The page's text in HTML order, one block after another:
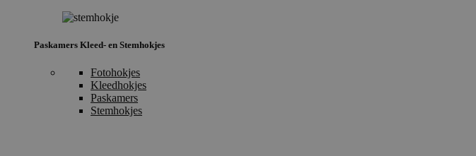
Paskamers Kleed- en Stemhokjes
Fotohokjes
Kleedhokjes
Paskamers
Stemhokjes